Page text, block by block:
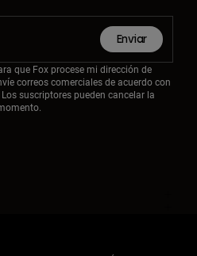
Enviar
que Fox procese mi dirección de
correos comerciales de acuerdo con
Los suscriptores pueden cancelar la